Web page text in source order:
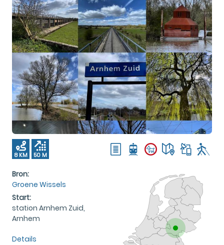
8 KM 50 M
Bron:
Groene Wissels
Start:
station Arnhem Zuid,
Arnhem
Details